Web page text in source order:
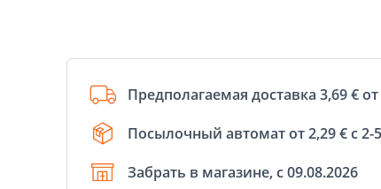
Предполагаемая доставка 3,69 €
Посылочный автомат от 2,29 € с 2-
Забрать в магазине, с 09.08.2026